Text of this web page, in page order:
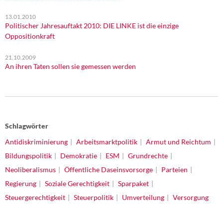
13.01.2010
Politischer Jahresauftakt 2010: DIE LINKE ist die einzige
Oppositionkraft
21.10.2009
An ihren Taten sollen sie gemessen werden
Schlagwörter
Antidiskriminierung
Arbeitsmarktpolitik
Armut und Reichtum
Bildungspolitik
Demokratie ESM
Grundrechte
Neoliberalismus
Öffentliche Daseinsvorsorge
Parteien
Regierung
Soziale Gerechtigkeit
Sparpaket
Steuergerechtigkeit
Steuerpolitik Umverteilung Versorgung